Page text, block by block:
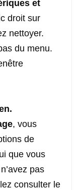
et
droit sur
nettoyer.
du menu.
, vous
de
que vous
pas
consulter le